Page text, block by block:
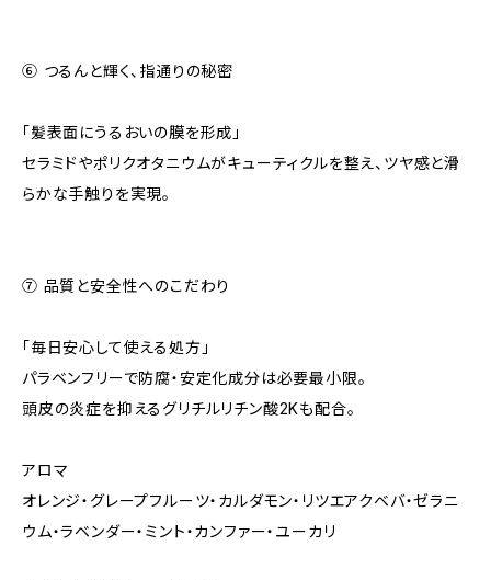
⑥ つるんと輝く、指通りの秘密
「髪表面にうるおいの膜を形成」
セラミドやポリクオタニウムがキューティクルを整え、ツヤ感と滑
らかな手触りを実現。
⑦ 品質と安全性へのこだわり
「毎日安心して使える処方」
パラベンフリーで防腐・安定化成分は必要最小限。
頭皮の炎症を抑えるグリチルリチン酸2Kも配合。
アロマ
オレンジ・グレープフルーツ・カルダモン・リツエアクベバ・ゼラニ
ウム・ラベンダー・ミント・カンファー・ユーカリ